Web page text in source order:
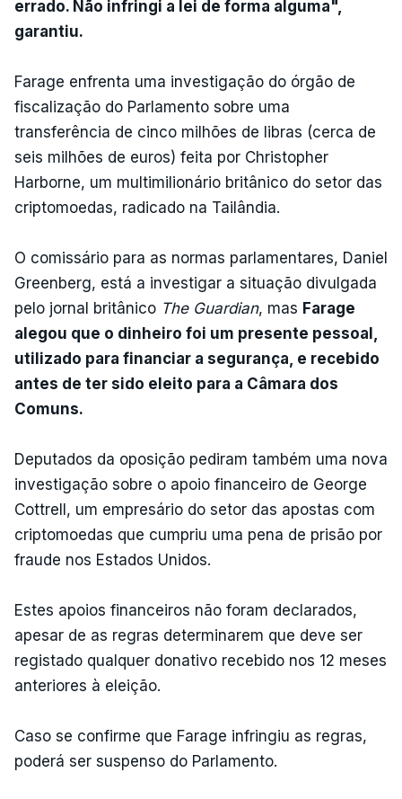
errado. Não infringi a lei de forma alguma",
garantiu.
Farage enfrenta uma investigação do órgão de
fiscalização do Parlamento sobre uma
transferência de cinco milhões de libras (cerca de
seis milhões de euros) feita por Christopher
Harborne, um multimilionário britânico do setor das
criptomoedas, radicado na Tailândia.
O comissário para as normas parlamentares, Daniel
Greenberg, está a investigar a situação divulgada
pelo jornal britânico The Guardian, mas Farage
alegou que o dinheiro foi um presente pessoal,
utilizado para financiar a segurança, e recebido
antes de ter sido eleito para a Câmara dos
Comuns.
Deputados da oposição pediram também uma nova
investigação sobre o apoio financeiro de George
Cottrell, um empresário do setor das apostas com
criptomoedas que cumpriu uma pena de prisão por
fraude nos Estados Unidos.
Estes apoios financeiros não foram declarados,
apesar de as regras determinarem que deve ser
registado qualquer donativo recebido nos 12 meses
anteriores à eleição.
Caso se confirme que Farage infringiu as regras,
poderá ser suspenso do Parlamento.